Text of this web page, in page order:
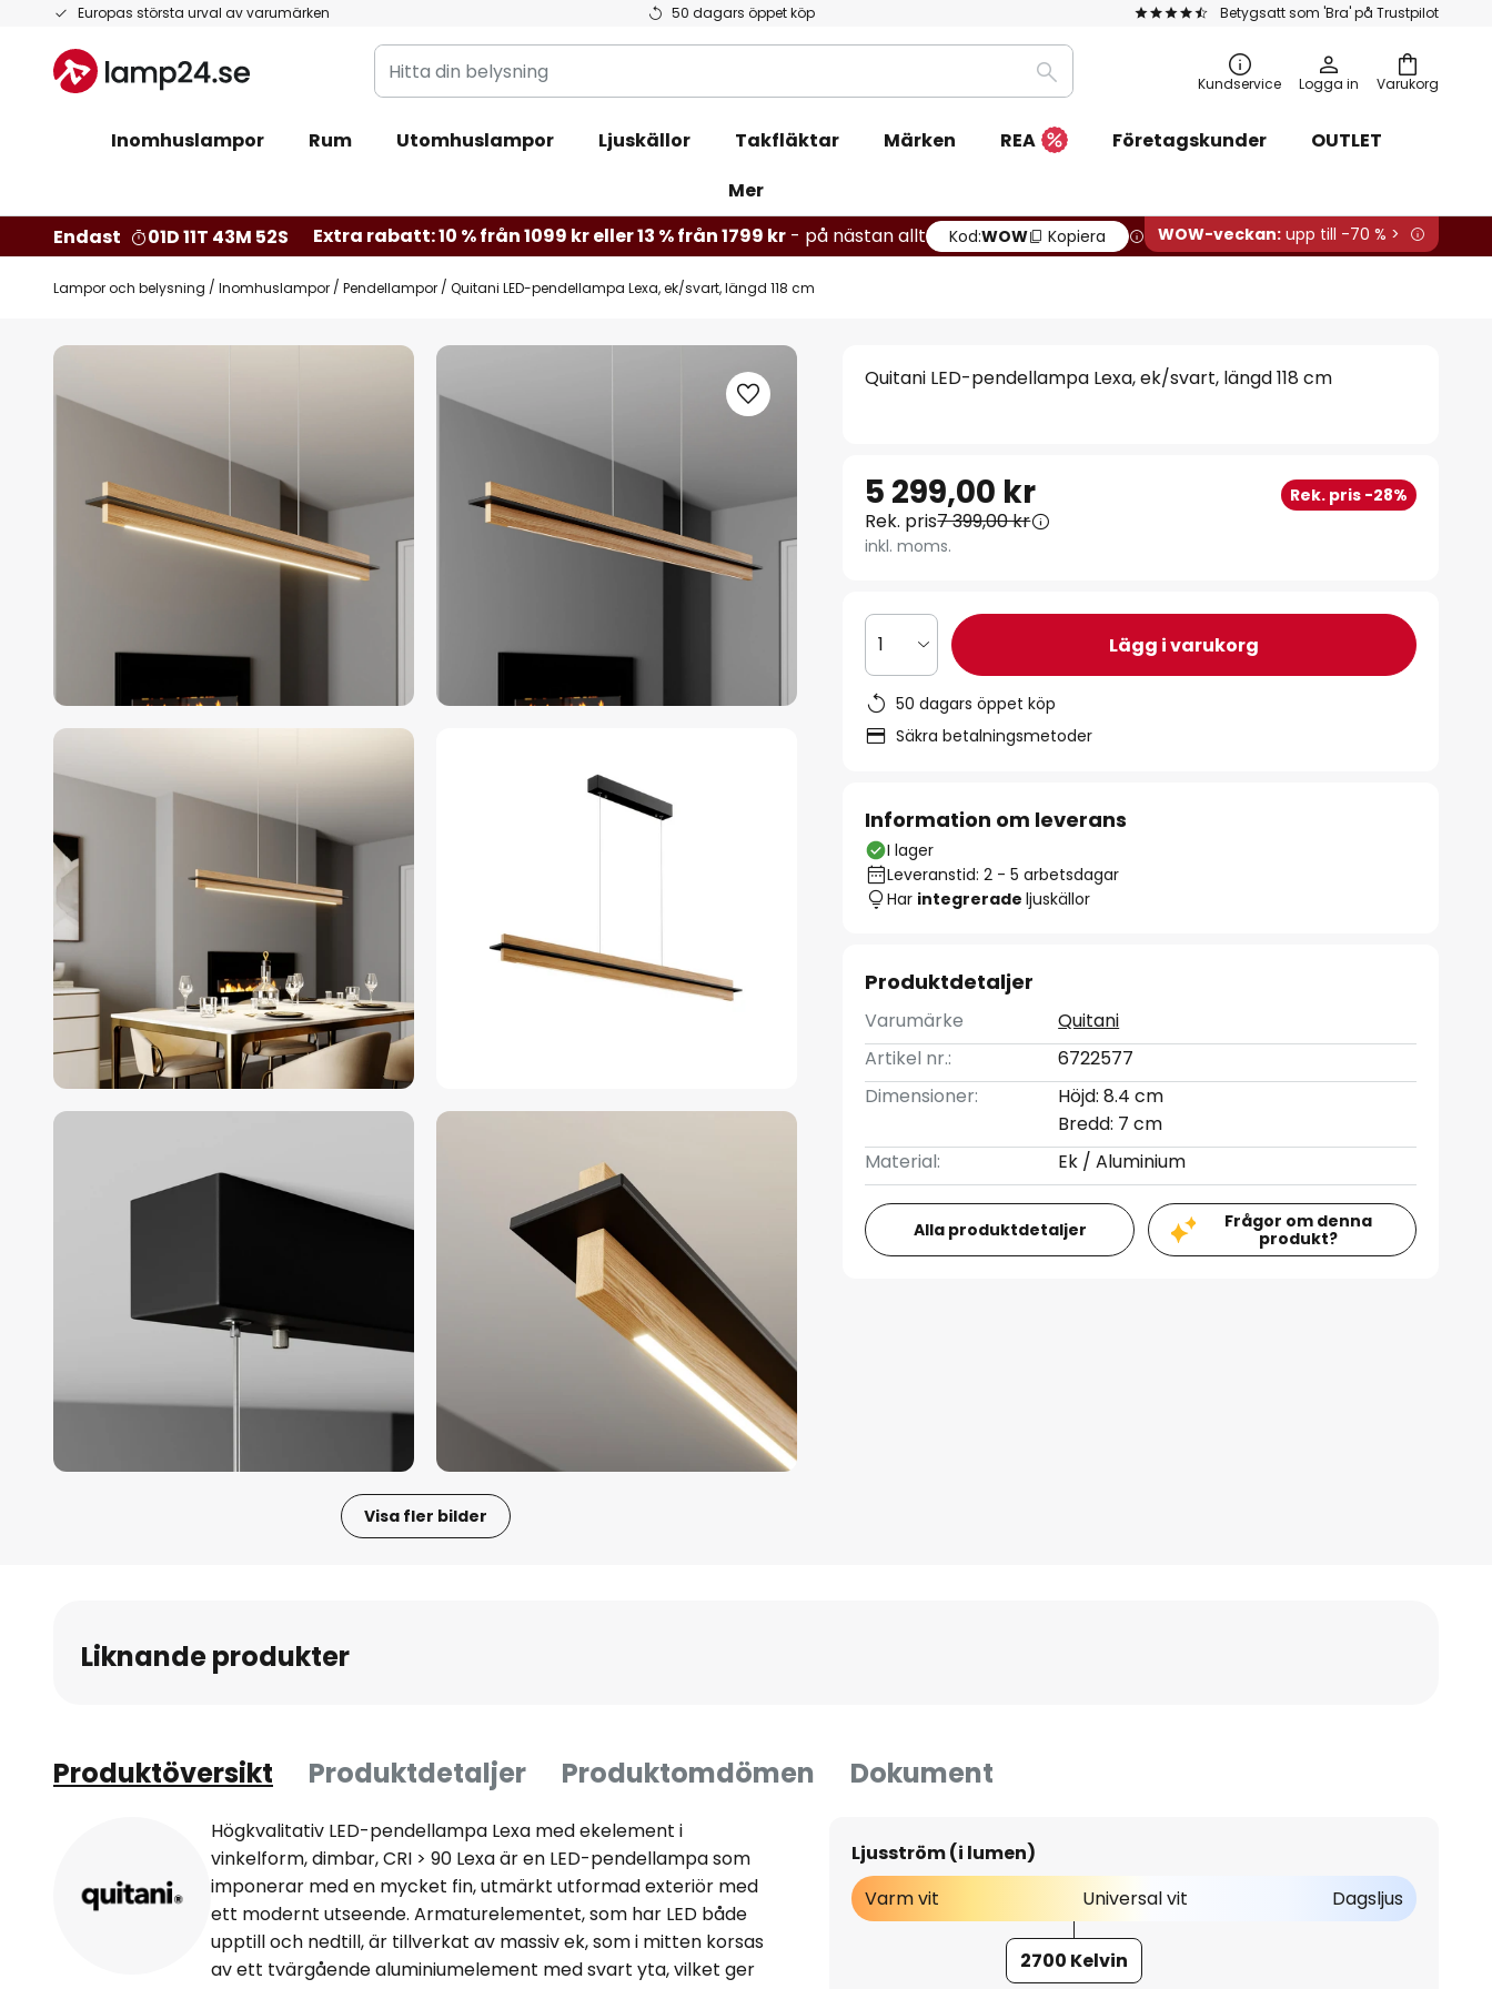
Europas största urval av varumärken 50 dagars öppet köp Betygsatt som 'Bra' på Trustpilot
Hoppa
innehållet
Varukorg
Hitta
din
Sök Kundservice Logga in
Inomhuslampor Rum Utomhuslampor Ljuskällor Takfläktar Märken REA Företagskunder
OUTLET
Mer
Endast
01D 11T 43M 51S Extra rabatt: 10 % från 1099 kr eller 13 % från 1799 kr - på nästan allt Kod:WOW Kopiera WOW-veckan: upp till -70 % >
Lampor och belysning Inomhuslampor Pendellampor Quitani LED-pendellampa Lexa, ek/svart, längd 118 cm
Hoppa
slutet
Visa fler bilder
bildgalleriet
Quitani LED-pendellampa Lexa, ek/svart, längd 118 cm
5 299,00 kr Rek. pris -28%
Rek. pris7 399,00 kr
inkl. moms.
1 Lägg i varukorg
50 dagars öppet köp
Säkra betalningsmetoder
Information om leverans
I lager
Leveranstid: 2 - 5 arbetsdagar
Har integreradeljuskällor
Produktdetaljer
Varumärke
Quitani
Artikel nr.:
6722577
Dimensioner:
Höjd: 8.4 cm
Bredd: 7 cm
Material:
Ek / Aluminium
Alla produktdetaljer
Frågor om denna
produkt?
Liknande produkter
Produktöversikt Produktdetaljer Produktomdömen Dokument
Högkvalitativ LED-pendellampa Lexa med ekelement i
vinkelform, dimbar, CRI > 90 Lexa är en LED-pendellampa som
imponerar med en mycket fin, utmärkt utformad exteriör med
ett modernt utseende. Armaturelementet, som har LED både
upptill och nedtill, är tillverkat av massiv ek, som i mitten korsas
av ett tvärgående aluminiumelement med svart yta, vilket ger
Ljusström (i lumen)
Varm vit
Universal vit Dagsljus
2700 Kelvin